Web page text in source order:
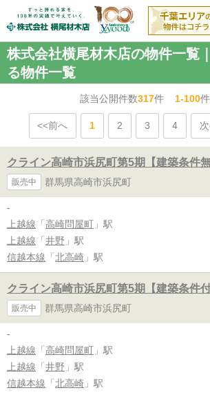
株式会社横尾材木店の物件一覧
る物件一覧
該当公開件数317件1-100
<<前へ 1 2 3 4
クライン高崎市浜尻町第5期【建築条件無
販売中 群馬県高崎市浜尻町
-
上越線 「 高崎問屋町 」駅
上越線 「 井野 」駅
信越本線 「 北高崎 」駅
クライン高崎市浜尻町第5期【建築条件付
販売中 群馬県高崎市浜尻町
-
上越線 「 高崎問屋町 」駅
上越線 「 井野 」駅
信越本線 「 北高崎 」駅